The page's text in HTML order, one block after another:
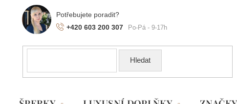
+420 603 200 307
Hledat